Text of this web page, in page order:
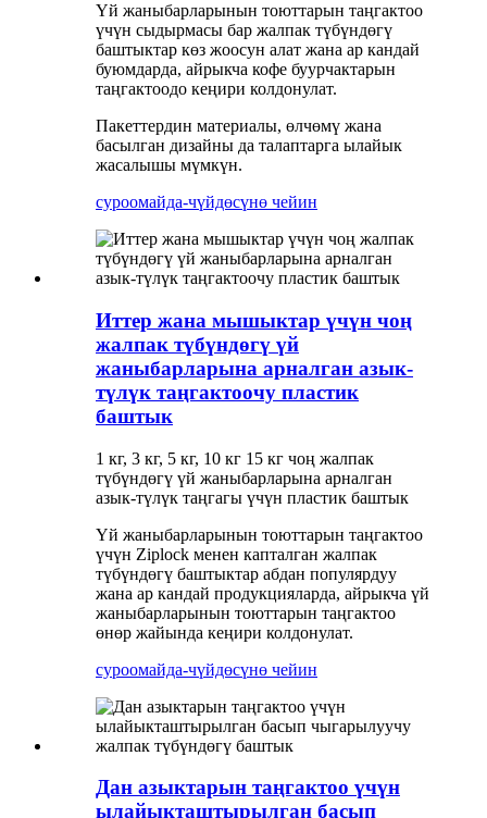
Үй жаныбарларынын тоюттарын таңгактоо
үчүн сыдырмасы бар жалпак түбүндөгү
баштыктар көз жоосун алат жана ар кандай
буюмдарда, айрыкча кофе буурчактарын
таңгактоодо кеңири колдонулат.
Пакеттердин материалы, өлчөмү жана
басылган дизайны да талаптарга ылайык
жасалышы мүмкүн.
суроомайда-чүйдөсүнө чейин
Иттер жана мышыктар үчүн чоң
жалпак түбүндөгү үй
жаныбарларына арналган азык-
түлүк таңгактоочу пластик
баштык
1 кг, 3 кг, 5 кг, 10 кг 15 кг чоң жалпак
түбүндөгү үй жаныбарларына арналган
азык-түлүк таңгагы үчүн пластик баштык
Үй жаныбарларынын тоюттарын таңгактоо
үчүн Ziplock менен капталган жалпак
түбүндөгү баштыктар абдан популярдуу
жана ар кандай продукцияларда, айрыкча үй
жаныбарларынын тоюттарын таңгактоо
өнөр жайында кеңири колдонулат.
суроомайда-чүйдөсүнө чейин
Дан азыктарын таңгактоо үчүн
ылайыкташтырылган басып